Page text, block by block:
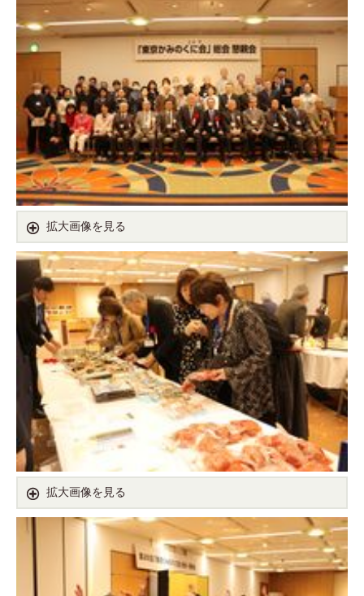
拡大画像を見る
拡大画像を見る